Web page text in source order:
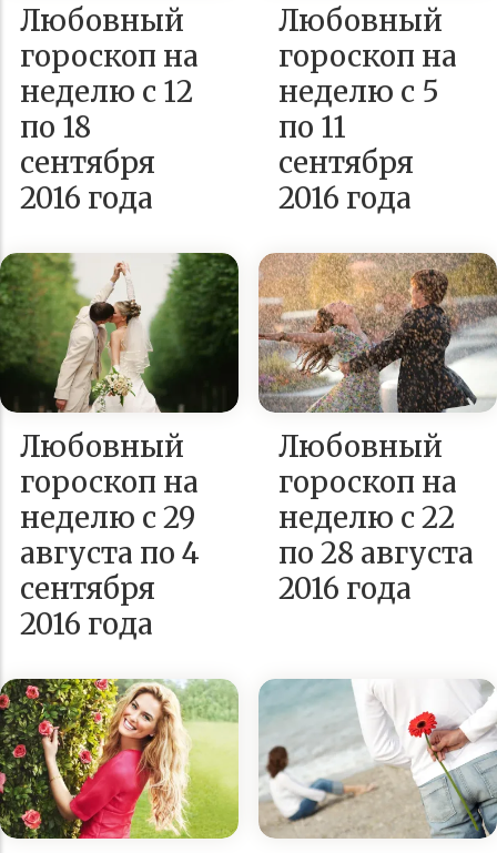
Любовный
гороскоп на
неделю с 12
по 18
сентября
2016 года
Любовный
гороскоп на
неделю с 5
по 11
сентября
2016 года
Любовный
гороскоп на
неделю с 29
августа по 4
сентября
2016 года
Любовный
гороскоп на
неделю с 22
по 28 августа
2016 года